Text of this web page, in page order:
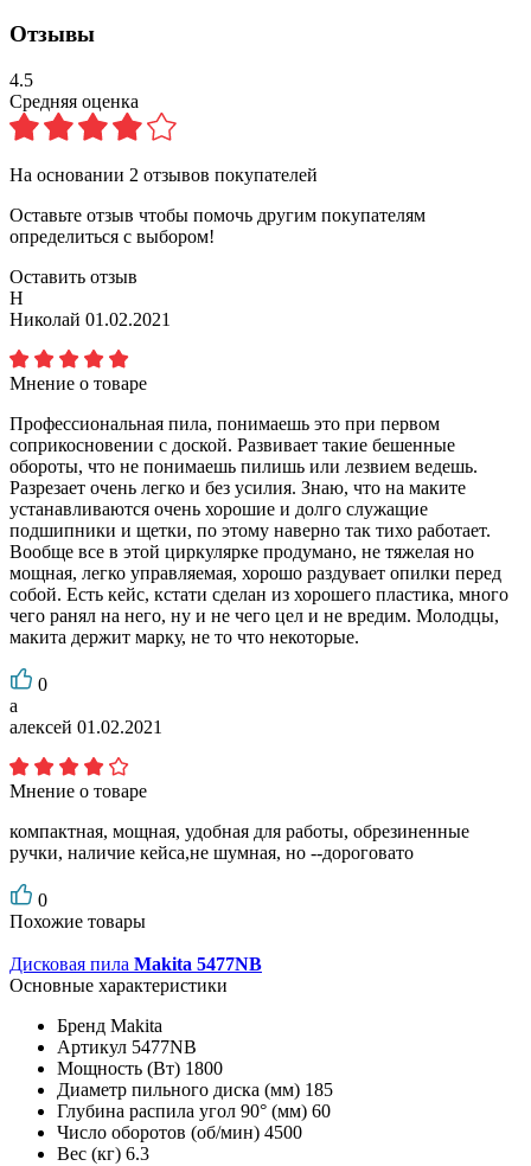
Отзывы
4.5
Средняя оценка
На основании 2 отзывов покупателей
Оставьте отзыв чтобы помочь другим покупателям
определиться с выбором!
Оставить отзыв
Н
Николай 01.02.2021
Мнение о товаре
Профессиональная пила, понимаешь это при первом
соприкосновении с доской. Развивает такие бешенные
обороты, что не понимаешь пилишь или лезвием ведешь.
Разрезает очень легко и без усилия. Знаю, что на маките
устанавливаются очень хорошие и долго служащие
подшипники и щетки, по этому наверно так тихо работает.
Вообще все в этой циркулярке продумано, не тяжелая но
мощная, легко управляемая, хорошо раздувает опилки перед
собой. Есть кейс, кстати сделан из хорошего пластика, много
чего ранял на него, ну и не чего цел и не вредим. Молодцы,
макита держит марку, не то что некоторые.
0
а
алексей 01.02.2021
Мнение о товаре
компактная, мощная, удобная для работы, обрезиненные
ручки, наличие кейса,не шумная, но --дороговато
0
Похожие товары
Дисковая пила Makita 5477NB
Основные характеристики
Бренд Makita
Артикул 5477NB
Мощность (Вт) 1800
Диаметр пильного диска (мм) 185
Глубина распила угол 90° (мм) 60
Число оборотов (об/мин) 4500
Вес (кг) 6.3